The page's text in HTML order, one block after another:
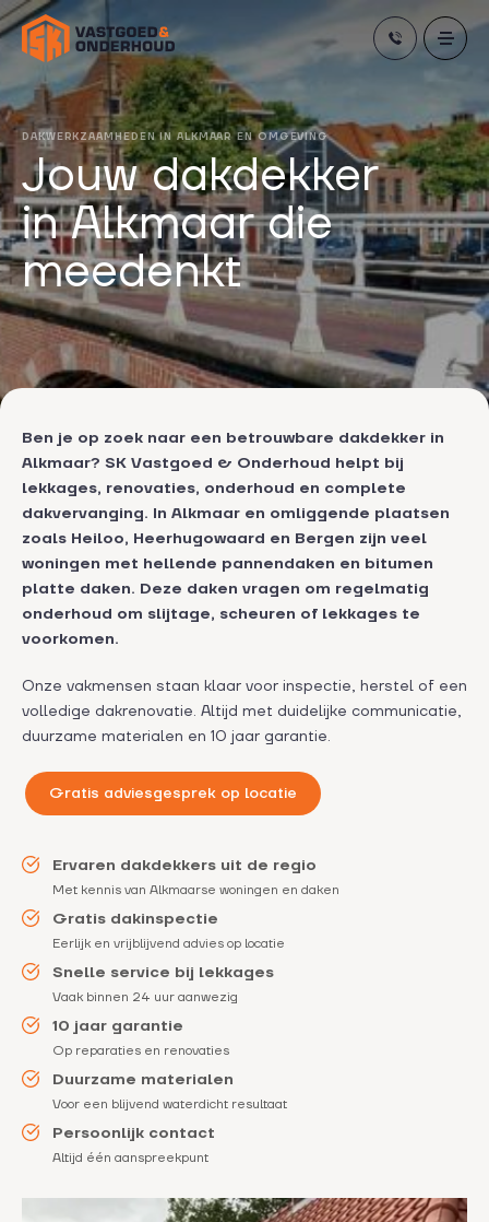
Skip
to
content
DAKWERKZAAMHEDEN IN ALKMAAR EN OMGEVING
Jouw dakdekker
in Alkmaar die
meedenkt
Ben je op zoek naar een betrouwbare dakdekker in
Alkmaar? SK Vastgoed & Onderhoud helpt bij
lekkages, renovaties, onderhoud en complete
dakvervanging. In Alkmaar en omliggende plaatsen
zoals Heiloo, Heerhugowaard en Bergen zijn veel
woningen met hellende pannendaken en bitumen
platte daken. Deze daken vragen om regelmatig
onderhoud om slijtage, scheuren of lekkages te
voorkomen.
Onze vakmensen staan klaar voor inspectie, herstel of een
volledige dakrenovatie. Altijd met duidelijke communicatie,
duurzame materialen en 10 jaar garantie.
Gratis adviesgesprek op locatie
Ervaren dakdekkers uit de regio
Met kennis van Alkmaarse woningen en daken
Gratis dakinspectie
Eerlijk en vrijblijvend advies op locatie
Snelle service bij lekkages
Vaak binnen 24 uur aanwezig
10 jaar garantie
Op reparaties en renovaties
Duurzame materialen
Voor een blijvend waterdicht resultaat
Persoonlijk contact
Altijd één aanspreekpunt